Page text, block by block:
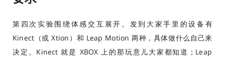
第四次实验围绕体感交互展开。发到大家手里的设备有
Kinect（或 Xtion）和 Leap Motion 两种，具体做什么自己来
决定。Kinect 就是 XBOX 上的那玩意儿大家都知道；Leap